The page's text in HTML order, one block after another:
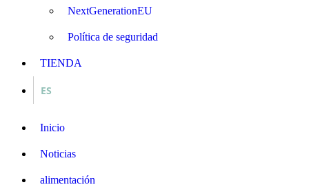
NextGenerationEU
Política de seguridad
TIENDA
ES
Inicio
Noticias
alimentación